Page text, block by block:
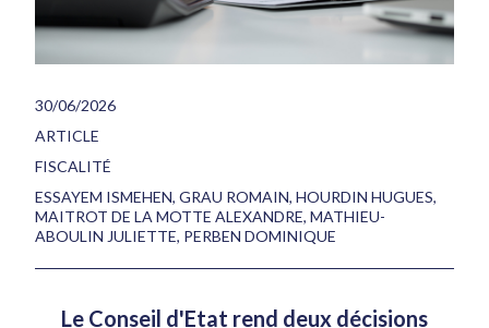
30/06/2026
ARTICLE
FISCALITÉ
ESSAYEM ISMEHEN,GRAU ROMAIN,HOURDIN HUGUES,
MAITROT DE LA MOTTE ALEXANDRE,MATHIEU-
ABOULIN JULIETTE, PERBEN DOMINIQUE
Le Conseil d'Etat rend deux décisions